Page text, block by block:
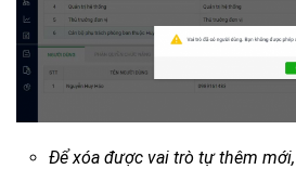
Để xóa được vai trò tự thêm